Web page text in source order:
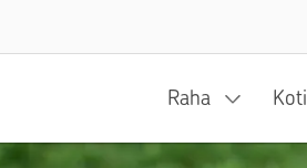
Raha Koti